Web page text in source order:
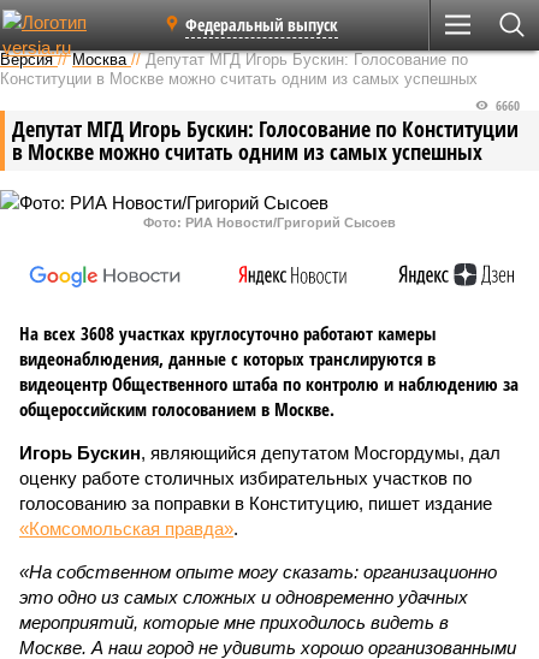
Федеральный выпуск
Версия //Москва //Депутат МГД Игорь Бускин: Голосование по
Конституции в Москве можно считать одним из самых успешных
Депутат МГД Игорь Бускин: Голосование по Конституции
в Москве можно считать одним из самых успешных
6660
Фото: РИА Новости/Григорий Сысоев
На всех 3608 участках круглосуточно работают камеры
видеонаблюдения, данные с которых транслируются в
видеоцентр Общественного штаба по контролю и наблюдению за
общероссийским голосованием в Москве.
Игорь Бускин, являющийся депутатом Мосгордумы, дал
оценку работе столичных избирательных участков по
голосованию за поправки в Конституцию, пишет издание
«Комсомольская правда».
«На собственном опыте могу сказать: организационно
это одно из самых сложных и одновременно удачных
мероприятий, которые мне приходилось видеть в
Москве. А наш город не удивить хорошо организованными